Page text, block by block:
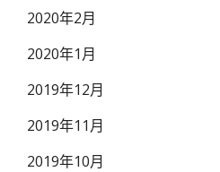
2020年2月
2020年1月
2019年12月
2019年11月
2019年10月